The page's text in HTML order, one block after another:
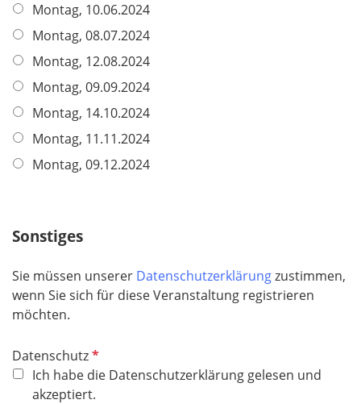
e
l
d
Montag, 10.06.2024
Montag, 08.07.2024
Montag, 12.08.2024
Montag, 09.09.2024
Montag, 14.10.2024
Montag, 11.11.2024
Montag, 09.12.2024
Sonstiges
Sie müssen unserer Datenschutzerklärungzustimmen,
wenn Sie sich für diese Veranstaltung registrieren
möchten.
DatenschutzP
f
l
Ich habe die Datenschutzerklärung gelesen und
akzeptiert.